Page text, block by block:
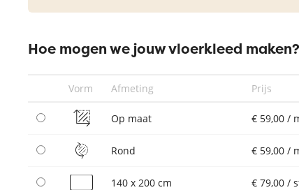
Hoe mogen we jouw vloerkleed maken?
Vorm Afmeting Prijs
Op maat € 59,00 /
Rond € 59,00 /
140 x 200 cm € 79,00 /